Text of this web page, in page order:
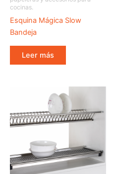
cocinas.
Esquina Mágica Slow
Bandeja
Leer más